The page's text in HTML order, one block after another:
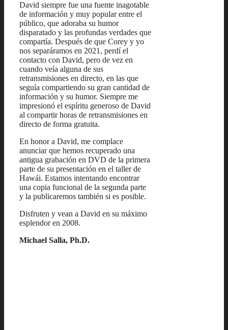
David siempre fue una fuente inagotable
de información y muy popular entre el
público, que adoraba su humor
disparatado y las profundas verdades que
compartía. Después de que Corey y yo
nos separáramos en 2021, perdí el
contacto con David, pero de vez en
cuando veía alguna de sus
retransmisiones en directo, en las que
seguía compartiendo su gran cantidad de
información y su humor. Siempre me
impresionó el espíritu generoso de David
al compartir horas de retransmisiones en
directo de forma gratuita.
En honor a David, me complace
anunciar que hemos recuperado una
antigua grabación en DVD de la primera
parte de su presentación en el taller de
Hawái. Estamos intentando encontrar
una copia funcional de la segunda parte
y la publicaremos también si es posible.
Disfruten y vean a David en su máximo
esplendor en 2008.
Michael Salla, Ph.D.